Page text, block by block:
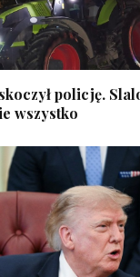
policję.
wszystko